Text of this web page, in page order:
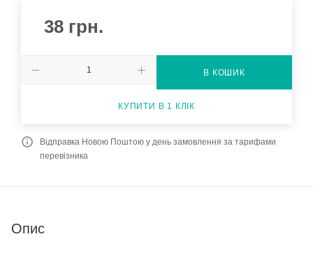
38 грн.
В КОШИК
КУПИТИ В 1 КЛІК
Відправка Новою Поштою у день замовлення за тарифами
перевізника
Опис